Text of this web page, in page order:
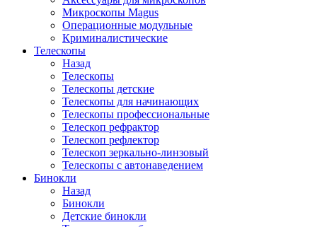
Микроскопы Magus
Операционные модульные
Криминалистические
Телескопы
Назад
Телескопы
Телескопы детские
Телескопы для начинающих
Телескопы профессиональные
Телескоп рефрактор
Телескоп рефлектор
Телескоп зеркально-линзовый
Телескопы с автонаведением
Бинокли
Назад
Бинокли
Детские бинокли